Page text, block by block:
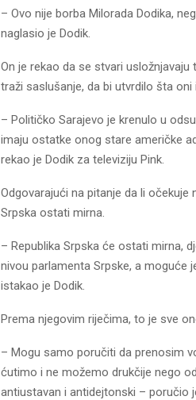
– Ovo nije borba Milorada Dodika,
naglasio je Dodik.
On je rekao da se stvari
traži saslušanje, da bi utvrdilo šta oni
– Političko Sarajevo je krenulo u
imaju ostatke onog stare američke
rekao je Dodik za televiziju Pink.
Odgovarajući na pitanje da li očekuje
Srpska ostati mirna.
– Republika Srpska će ostati mirna,
nivou parlamenta Srpske, a
istakao je Dodik.
Prema njegovim riječima, to je sve
– Mogu samo poručiti da prenosim
ćutimo i ne možemo drukčije nego
antiustavan i antidejtonski – poručio